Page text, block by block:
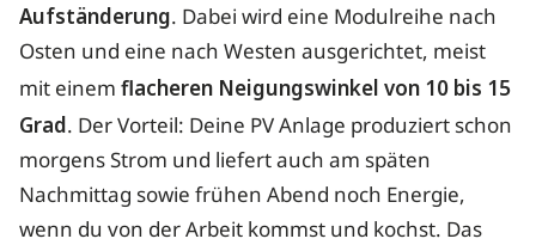
Aufständerung. Dabei wird eine Modulreihe nach
Osten und eine nach Westen ausgerichtet, meist
mit einem flacheren Neigungswinkel von 10 bis 15
Grad. Der Vorteil: Deine PV Anlage produziert schon
morgens Strom und liefert auch am späten
Nachmittag sowie frühen Abend noch Energie,
wenn du von der Arbeit kommst und kochst. Das